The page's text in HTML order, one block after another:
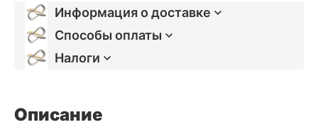
Информация о доставке
Способы оплаты
Налоги
Описание